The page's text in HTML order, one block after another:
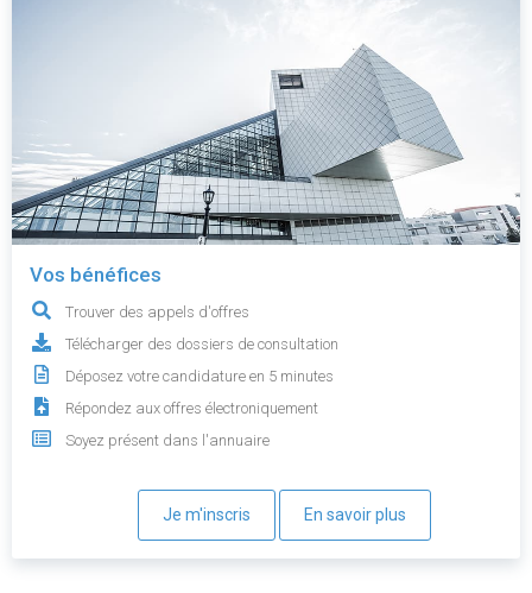
Vos bénéfices
Trouver des appels d'offres
Télécharger des dossiers de consultation
Déposez votre candidature en 5 minutes
Répondez aux offres électroniquement
Soyez présent dans l'annuaire
Je m'inscris En savoir plus